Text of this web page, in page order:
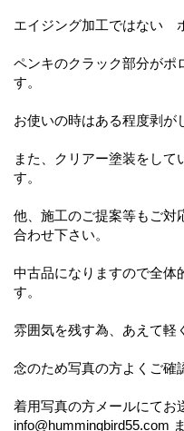
エイジング加工ではない
ペンキのクラック部分がポ
す。
お使いの時はある程度剥が
また、クリアー塗装をして
す。
他、施工のご提案等もご対
合わせ下さい。
中古品になりますので全体
す。
雰囲気を残す為、あえて軽
念のため写真の方よくご確
着用写真の方メールにて
info@hummingbird55.com